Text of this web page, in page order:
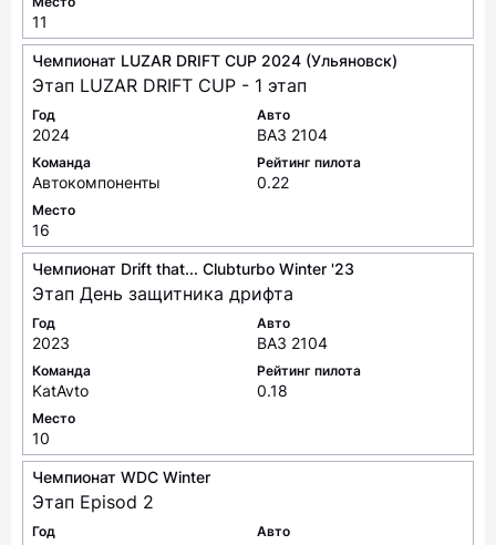
Команда
Автокомпоненты
Место
11
Чемпионат LUZAR DRIFT CUP 2024 (Ульяновск)
Этап LUZAR DRIFT CUP - 1 этап
Год
2024
Авто
ВАЗ 2104
Команда
Автокомпоненты
Место
16
Чемпионат Drift that... Clubturbo Winter '23
Этап День защитника дрифта
Год
2023
Авто
ВАЗ 2104
Команда
KatAvto
Место
10
Чемпионат WDC Winter